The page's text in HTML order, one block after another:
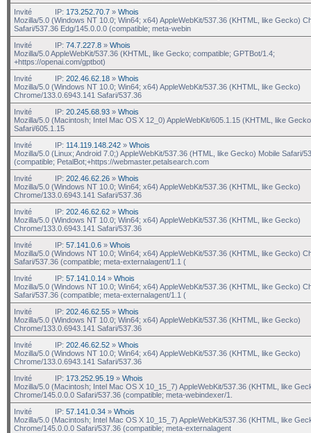
Invité
IP: 173.252.70.7 » Whois
Mozilla/5.0 (Windows NT 10.0; Win64; x64) AppleWebKit/537.36 (KHTML, like Gecko)
Safari/537.36 Edg/145.0.0.0 (compatible; meta-webin
Invité
IP: 74.7.227.8 » Whois
Mozilla/5.0 AppleWebKit/537.36 (KHTML, like Gecko; compatible; GPTBot/1.4;
+https://openai.com/gptbot)
Invité
IP: 202.46.62.18 » Whois
Mozilla/5.0 (Windows NT 10.0; Win64; x64) AppleWebKit/537.36 (KHTML, like Gecko)
Chrome/133.0.6943.141 Safari/537.36
Invité
IP: 20.245.68.93 » Whois
Mozilla/5.0 (Macintosh; Intel Mac OS X 12_0) AppleWebKit/605.1.15 (KHTML, like
Safari/605.1.15
Invité
IP: 114.119.148.242 » Whois
Mozilla/5.0 (Linux; Android 7.0;) AppleWebKit/537.36 (HTML, like Gecko) Mobile Safari/
(compatible; PetalBot;+https://webmaster.petalsearch.com
Invité
IP: 202.46.62.26 » Whois
Mozilla/5.0 (Windows NT 10.0; Win64; x64) AppleWebKit/537.36 (KHTML, like Gecko)
Chrome/133.0.6943.141 Safari/537.36
Invité
IP: 202.46.62.62 » Whois
Mozilla/5.0 (Windows NT 10.0; Win64; x64) AppleWebKit/537.36 (KHTML, like Gecko)
Chrome/133.0.6943.141 Safari/537.36
Invité
IP: 57.141.0.6 » Whois
Mozilla/5.0 (Windows NT 10.0; Win64; x64) AppleWebKit/537.36 (KHTML, like Gecko)
Safari/537.36 (compatible; meta-externalagent/1.1 (
Invité
IP: 57.141.0.14 » Whois
Mozilla/5.0 (Windows NT 10.0; Win64; x64) AppleWebKit/537.36 (KHTML, like Gecko)
Safari/537.36 (compatible; meta-externalagent/1.1 (
Invité
IP: 202.46.62.55 » Whois
Mozilla/5.0 (Windows NT 10.0; Win64; x64) AppleWebKit/537.36 (KHTML, like Gecko)
Chrome/133.0.6943.141 Safari/537.36
Invité
IP: 202.46.62.52 » Whois
Mozilla/5.0 (Windows NT 10.0; Win64; x64) AppleWebKit/537.36 (KHTML, like Gecko)
Chrome/133.0.6943.141 Safari/537.36
Invité
IP: 173.252.95.19 » Whois
Mozilla/5.0 (Macintosh; Intel Mac OS X 10_15_7) AppleWebKit/537.36 (KHTML, like
Chrome/145.0.0.0 Safari/537.36 (compatible; meta-webindexer/1.
Invité
IP: 57.141.0.34 » Whois
Mozilla/5.0 (Macintosh; Intel Mac OS X 10_15_7) AppleWebKit/537.36 (KHTML, like
Chrome/145.0.0.0 Safari/537.36 (compatible; meta-externalagent